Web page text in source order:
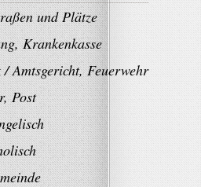
und Plätze
Krankenkasse
Amtsgericht, Feuerwehr
Post